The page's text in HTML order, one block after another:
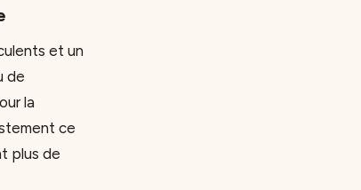
et un
de
la
ce
plus de